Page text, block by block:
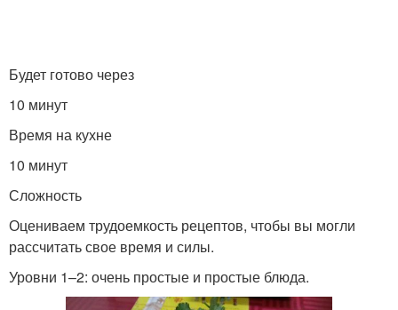
Будет готово через
10 минут
Время на кухне
10 минут
Сложность
Оцениваем трудоемкость рецептов, чтобы вы могли
рассчитать свое время и силы.
Уровни 1–2: очень простые и простые блюда.